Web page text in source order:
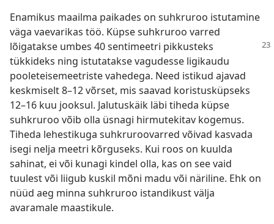
Enamikus maailma paikades on suhkruroo istutamine
väga vaevarikas töö. Küpse suhkruroo varred
lõigatakse umbes 40 sentimeetri pikkusteks
tükkideks ning istutatakse vagudesse ligikaudu
pooleteisemeetriste vahedega. Need istikud ajavad
keskmiselt 8–12 võrset, mis saavad koristusküpseks
12–16 kuu jooksul. Jalutuskäik läbi tiheda küpse
suhkruroo võib olla üsnagi hirmutekitav kogemus.
Tiheda lehestikuga suhkruroovarred võivad kasvada
isegi nelja meetri kõrguseks. Kui roos on kuulda
sahinat, ei või kunagi kindel olla, kas on see vaid
tuulest või liigub kuskil mõni madu või näriline. Ehk on
nüüd aeg minna suhkruroo istandikust välja
avaramale maastikule.